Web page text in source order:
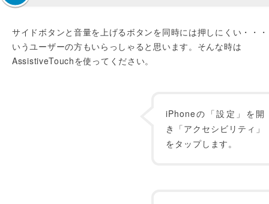
サイドボタンと音量を上げるボタンを同時には押しにくい・・
いうユーザーの方もいらっしゃると思います。そんな時は
AssistiveTouchを使ってください。
iPhoneの「設定」を開
き「アクセシビリティ」
をタップします。